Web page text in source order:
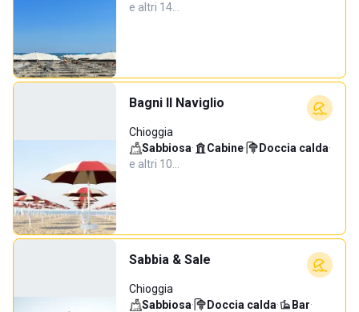
e altri 14…
Bagni Il Naviglio
Chioggia
Sabbiosa· Cabine· Doccia calda·
e altri 10…
Sabbia & Sale
Chioggia
Sabbiosa· Doccia calda· Bar·